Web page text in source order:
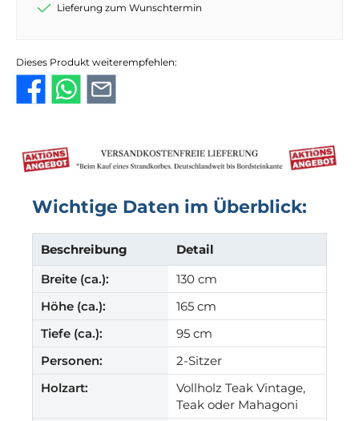
Lieferung zum Wunschtermin
Dieses Produkt weiterempfehlen:
Wichtige Daten im Überblick:
Beschreibung
Detail
Breite (ca.):
130 cm
Höhe (ca.):
165 cm
Tiefe (ca.):
95 cm
Personen:
2-Sitzer
Holzart:
Vollholz Teak Vintage,
Teak oder Mahagoni